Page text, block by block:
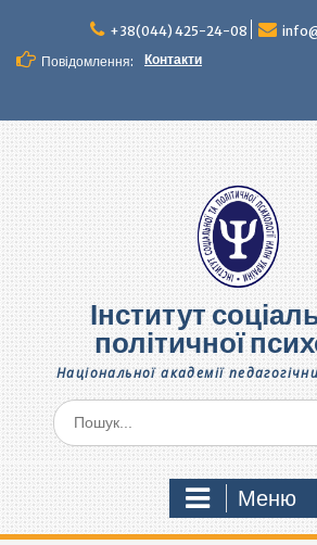
вмісту
+38(044) 425-24-08
Повідомлення:
Контакти
Інститут
політичної
Національної академії
Шукати:
Меню